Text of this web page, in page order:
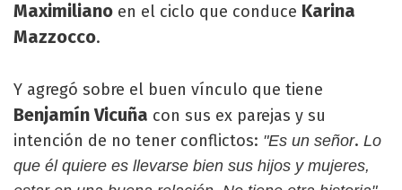
Maximiliano en el ciclo que conduce Karina
Mazzocco.
Y agregó sobre el buen vínculo que tiene
Benjamín Vicuña con sus ex parejas y su
intención de no tener conflictos: "Es un señor. Lo
que él quiere es llevarse bien sus hijos y mujeres,